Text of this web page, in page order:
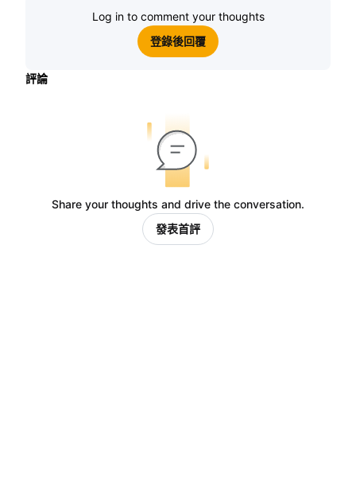
Log in to comment your thoughts
登錄後回覆
評論
Share your thoughts and drive the conversation.
發表首評